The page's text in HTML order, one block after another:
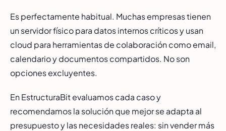
Es perfectamente habitual. Muchas empresas tienen
un servidor físico para datos internos críticos y usan
cloud para herramientas de colaboración como email,
calendario y documentos compartidos. No son
opciones excluyentes.
En EstructuraBit evaluamos cada caso y
recomendamos la solución que mejor se adapta al
presupuesto y las necesidades reales: sin vender más